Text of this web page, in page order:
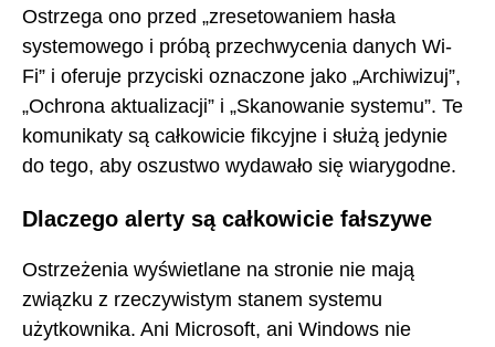
Ostrzega ono przed „zresetowaniem hasła
systemowego i próbą przechwycenia danych Wi-
Fi” i oferuje przyciski oznaczone jako „Archiwizuj”,
„Ochrona aktualizacji” i „Skanowanie systemu”. Te
komunikaty są całkowicie fikcyjne i służą jedynie
do tego, aby oszustwo wydawało się wiarygodne.
Dlaczego alerty są całkowicie fałszywe
Ostrzeżenia wyświetlane na stronie nie mają
związku z rzeczywistym stanem systemu
użytkownika. Ani Microsoft, ani Windows nie